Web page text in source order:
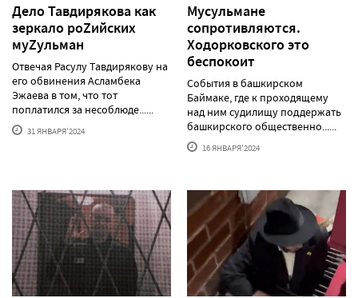
Дело Тавдирякова как
зеркало роZийских
муZульман
Отвечая Расулу Тавдирякову на
его обвинения Асламбека
Эжаева в том, что тот
поплатился за несоблюде......
31 ЯНВАРЯ'2024
Мусульмане
сопротивляются.
Ходорковского это
беспокоит
События в башкирском
Баймаке, где к проходящему
над ним судилищу поддержать
башкирского общественно......
16 ЯНВАРЯ'2024